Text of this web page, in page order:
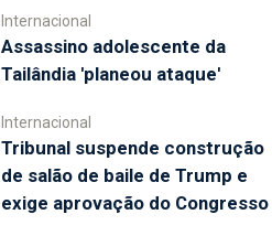
Internacional
Assassino adolescente da
Tailândia 'planeou ataque'
Internacional
Tribunal suspende construção
de salão de baile de Trump e
exige aprovação do Congresso